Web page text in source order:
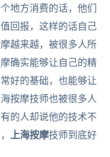
地方消费的话，他们
回报，这样的话自己
越来越，被很多人所
确实能够让自己的精
好的基础，也能够让
按摩技师也被很多人
的人却说他的技术不
上海按摩技师到底好